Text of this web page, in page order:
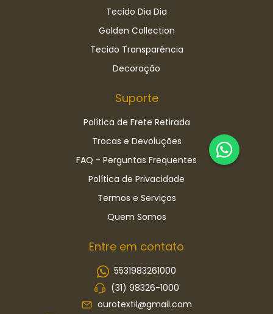
Tecido Dia Dia
Golden Collection
Tecido Transparência
Decoração
Suporte
Política de Frete Retirada
Trocas e Devoluções
FAQ - Perguntas Frequentes
Política de Privacidade
Termos e Serviços
Quem Somos
Entre em contato
5531983261000
(31) 98326-1000
ourotextil@gmail.com